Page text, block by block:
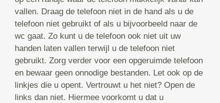
vallen. Draag de telefoon niet in de hand als u de
telefoon niet gebruikt of als u bijvoorbeeld naar de
wc gaat. Zo kunt u de telefoon ook niet uit uw
handen laten vallen terwijl u de telefoon niet
gebruikt. Zorg verder voor een opgeruimde telefoon
en bewaar geen onnodige bestanden. Let ook op de
linkjes die u opent. Vertrouwt u het niet? Open de
links dan niet. Hiermee voorkomt u dat u